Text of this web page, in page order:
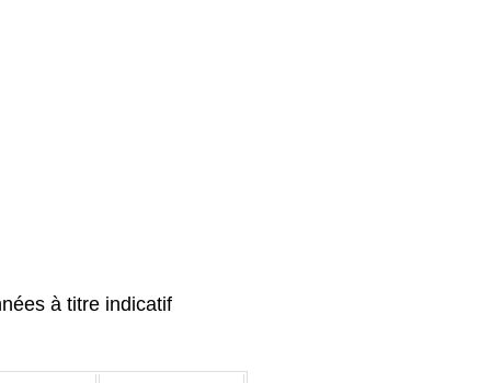
à titre indicatif